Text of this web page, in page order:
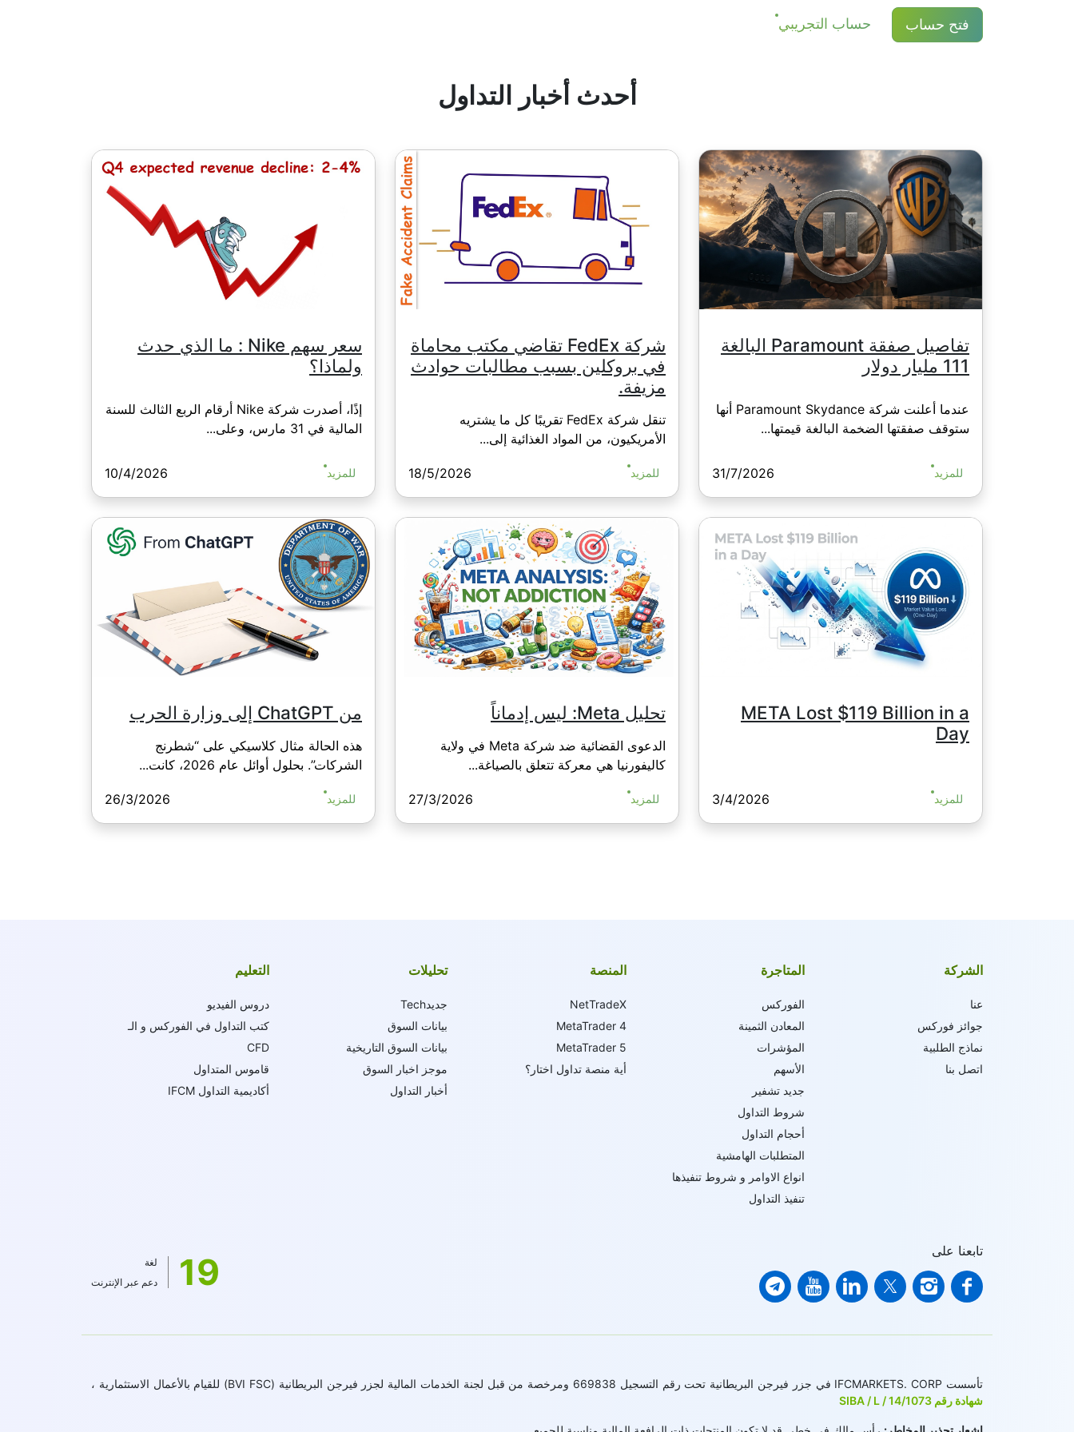
التعديل. عند حساب التعديل يمكن أيضًا إجراء عمولة.
فتح حساب حساب التجريبي
أحدث أخبار التداول
تفاصيل صفقة Paramount البالغة
111 مليار دولار
عندما أعلنت شركة Paramount Skydance أنها
ستوقف صفقتها الضخمة البالغة قيمتها...
للمزيد 31/7/2026
شركة FedEx تقاضي مكتب محاماة
في بروكلين بسبب مطالبات حوادث
مزيفة.
تنقل شركة FedEx تقريبًا كل ما يشتريه
الأمريكيون، من المواد الغذائية إلى...
للمزيد 18/5/2026
سعر سهم Nike : ما الذي حدث
ولماذا؟
إذًا، أصدرت شركة Nike أرقام الربع الثالث للسنة
المالية في 31 مارس، وعلى...
للمزيد 10/4/2026
META Lost $119 Billion in a
Day
للمزيد 3/4/2026
تحليل Meta: ليس إدماناً
الدعوى القضائية ضد شركة Meta في ولاية
كاليفورنيا هي معركة تتعلق بالصياغة...
للمزيد 27/3/2026
من ChatGPT إلى وزارة الحرب
هذه الحالة مثال كلاسيكي على “شطرنج
الشركات”. بحلول أوائل عام 2026، كانت...
للمزيد 26/3/2026
الشركة
عنا
جوائز فوركس
نماذج الطلبية
اتصل بنا
المتاجرة
الفوركس
المعادن الثمينة
المؤشرات
الأسهم
جديد تشفير
شروط التداول
أحجام التداول
المتطلبات الهامشية
انواع الاوامر و شروط تنفيذها
تنفيذ التداول
المنصة
NetTradeX
MetaTrader 4
MetaTrader 5
أية منصة تداول اختار؟
تحليلات
جديدTech
بيانات السوق
بيانات السوق التاريخية
موجز اخبار السوق
أخبار التداول
التعليم
دروس الفيديو
كتب التداول في الفوركس و الـ
CFD
قاموس المتداول
أكاديمية التداول IFCM
تابعنا على 19
لغة
دعم عبر الإنترنت
تأسست IFCMARKETS. CORP في جزر فيرجن البريطانية تحت رقم التسجيل 669838 ومرخصة من قبل لجنة الخدمات المالية لجزر فيرجن البريطانية (BVI FSC) للقيام بالأعمال الاستثمارية ،
شهادة رقم SIBA / L / 14/1073